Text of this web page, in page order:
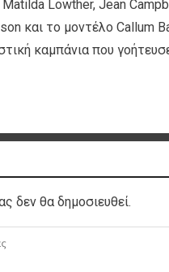
Lowther, Jean
και το μοντέλο Callum
καμπάνια που
δεν θα δημοσιευθεί.